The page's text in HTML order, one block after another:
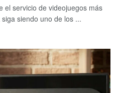
el servicio de videojuegos más
siendo uno de los ...